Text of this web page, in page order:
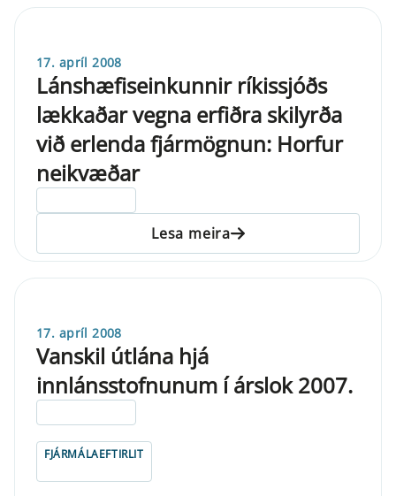
17. apríl 2008
Lánshæfiseinkunnir ríkissjóðs
lækkaðar vegna erfiðra skilyrða
við erlenda fjármögnun: Horfur
neikvæðar
Lesa meira
17. apríl 2008
Vanskil útlána hjá
innlánsstofnunum í árslok 2007.
FJÁRMÁLAEFTIRLIT